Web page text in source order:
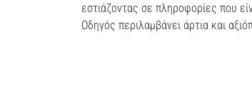
εστιάζοντας σε πληροφορίες που
Οδηγός περιλαμβάνει άρτια και